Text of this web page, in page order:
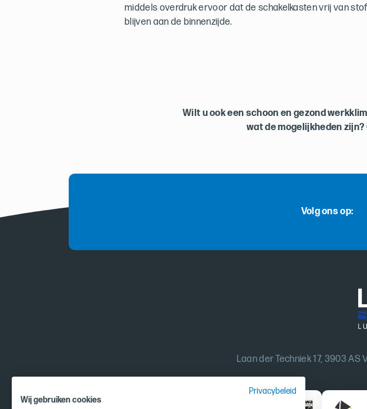
middels overdruk ervoor dat de schakelkasten vrij van stof
blijven aan de binnenzijde.
Wilt u ook een schoon en gezond
wat de mogelijkheden
Volg ons op:
Laan der Techniek 17, 3903 AS
Privacybeleid
Wij gebruiken cookies